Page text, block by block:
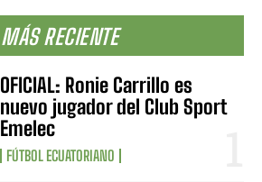
MÁS RECIENTE
OFICIAL: Ronie Carrillo es
nuevo jugador del Club Sport
Emelec
FÚTBOL ECUATORIANO